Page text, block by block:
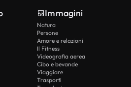
Immagini
Natura
Persone
Amore e relazioni
Il Fitness
Videografia aerea
Cibo e bevande
Viaggiare
Trasporti